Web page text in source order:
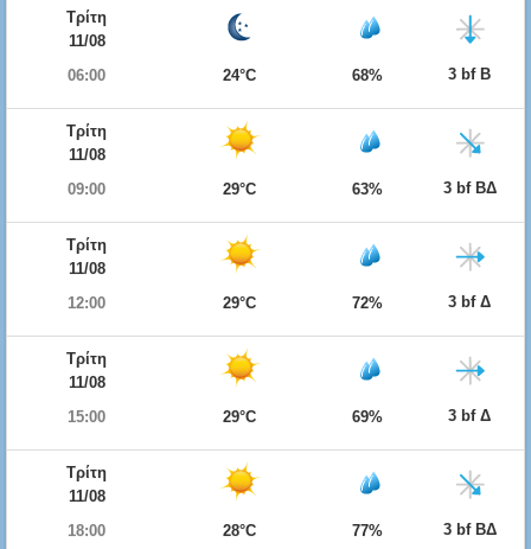
Τρίτη
11/08
06:00
24°C 68% 3 bf Β
Τρίτη
11/08
09:00
29°C 63% 3 bf ΒΔ
Τρίτη
11/08
12:00
29°C 72% 3 bf Δ
Τρίτη
11/08
15:00
29°C 69% 3 bf Δ
Τρίτη
11/08
18:00
28°C 77% 3 bf ΒΔ